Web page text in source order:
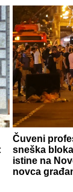
Čuveni
sneška
istine na
novca